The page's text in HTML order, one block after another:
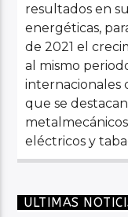
resultados en
energéticas,
de 2021 el
al mismo
internacionales
que se
eléctricos y
ULTIMAS